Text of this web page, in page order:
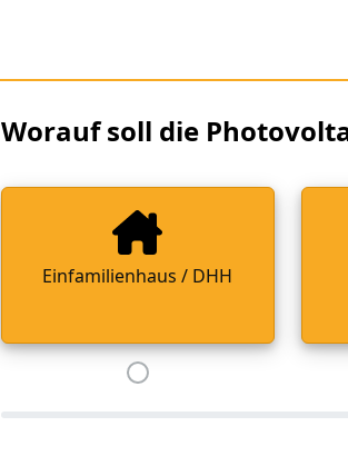
Worauf soll die
Einfamilienhaus / DHH